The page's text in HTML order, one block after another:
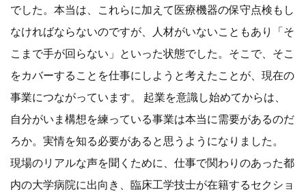
でした。本当は、これらに加えて医療機器の保守点検もし
なければならないのですが、人材がいないこともあり「そ
こまで手が回らない」といった状態でした。そこで、そこ
をカバーすることを仕事にしようと考えたことが、現在の
事業につながっています。 起業を意識し始めてからは、
自分がいま構想を練っている事業は本当に需要があるのだ
ろか。実情を知る必要があると思うようになりました。
現場のリアルな声を聞くために、仕事で関わりのあった都
内の大学病院に出向き、臨床工学技士が在籍するセクショ